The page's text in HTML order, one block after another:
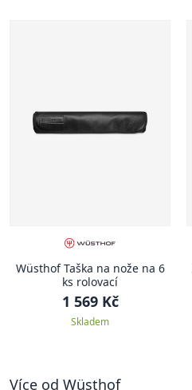
Wüsthof Taška na nože na 6
ks rolovací
1 569 Kč
Skladem
Více od Wüsthof